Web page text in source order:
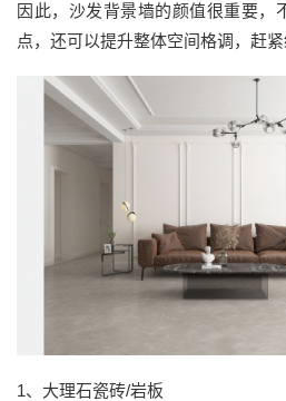
因此，沙发背景墙的颜值很重要，
点，还可以提升整体空间格调，赶
1、大理石瓷砖/岩板